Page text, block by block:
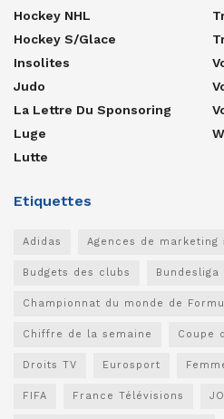
Hockey NHL
Hockey S/glace
Insolites
Judo
La Lettre Du Sponsoring
Luge
Lutte
Etiquettes
Adidas Agences de marketing
Budgets des clubs Bundesliga
Championnat du monde de
Chiffre de la semaine Coupe
Droits TV Eurosport
FIFA France Télévisions